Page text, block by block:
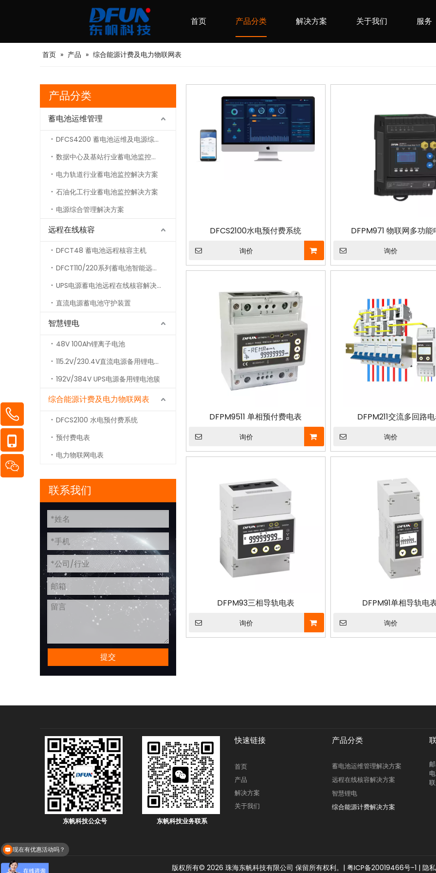
首页 产品分类 解决方案 关于我们 服务
首页 » 产品 » 综合能源计费及电力物联网表
产品分类
蓄电池运维管理
DFCS4200 蓄电池运维及电源综合管理平台
数据中心及基站行业蓄电池监控解决方案
电力轨道行业蓄电池监控解决方案
石油化工行业蓄电池监控解决方案
电源综合管理解决方案
远程在线核容
DFCT48 蓄电池远程核容主机
DFCT110/220系列蓄电池智能远程充放电核容装置
UPS电源蓄电池远程在线核容解决方案
直流电源蓄电池守护装置
智慧锂电
48V 100Ah锂离子电池
115.2V/230.4V直流电源备用锂电池簇
192V/384V UPS电源备用锂电池簇
综合能源计费及电力物联网表
DFCS2100 水电预付费系统
预付费电表
电力物联网电表
联系我们
提交
DFCS2100水电预付费系统
询价
DFPM971 物联网多功能
询价
DFPM9511 单相预付费电表
询价
DFPM211交流多回路
询价
DFPM93三相导轨电表
询价
DFPM91单相导轨电
询价
东帆科技公众号 东帆科技业务联系
快速链接
首页
产品
解决方案
关于我们
产品分类
蓄电池运维管理解决方案
远程在线核容解决方案
智慧锂电
综合能源计费解决方案
版权所有© 2026 珠海东帆科技有限公司 保留所有权利。| 粤ICP备20019466号-1 | 隐
蓄电池在线监测